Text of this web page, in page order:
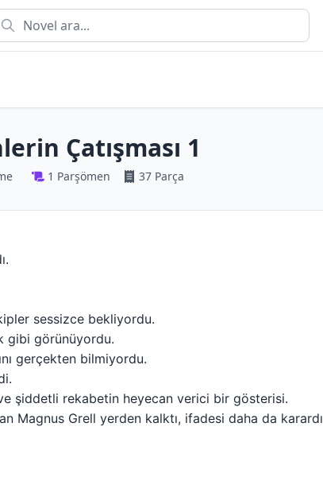
Çatışması 1
1 Parşömen 37 Parça
sessizce bekliyordu.
gibi görünüyordu.
gerçekten bilmiyordu.
şiddetli rekabetin heyecan verici bir gösterisi.
Magnus Grell yerden kalktı, ifadesi daha da karardı